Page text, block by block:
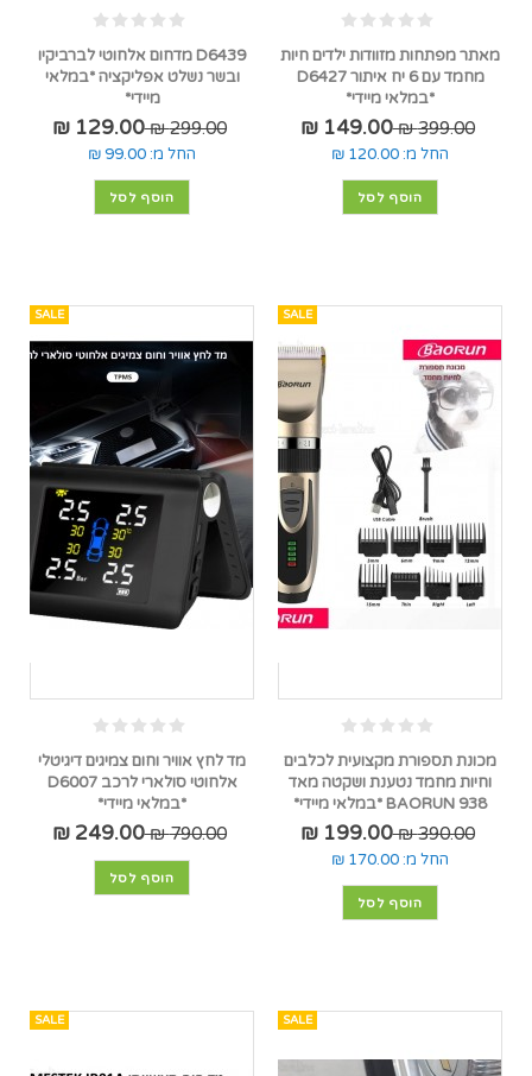
מאתר מפתחות מזוודות ילדים חיות
מחמד עם 6 יח איתור D6427
*במלאי מיידי*
399.00 ₪
149.00 ₪
החל מ: 120.00 ₪
הוסף לסל
D6439 מדחום אלחוטי לברביקיו
ובשר נשלט אפליקציה *במלאי
מיידי*
299.00 ₪
129.00 ₪
החל מ: 99.00 ₪
הוסף לסל
SALE
מכונת תספורת מקצועית לכלבים
וחיות מחמד נטענת ושקטה מאד
BAORUN 938 *במלאי מיידי*
390.00 ₪
199.00 ₪
החל מ: 170.00 ₪
הוסף לסל
SALE
מד לחץ אוויר וחום צמיגים דיגיטלי
אלחוטי סולארי לרכב D6007
*במלאי מיידי*
790.00 ₪
249.00 ₪
הוסף לסל
SALE
SALE